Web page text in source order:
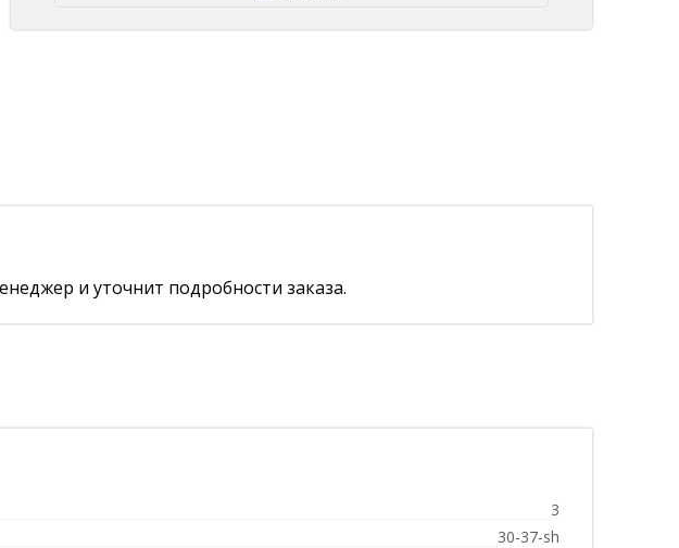
и уточнит подробности заказа.
3
30-37-sh